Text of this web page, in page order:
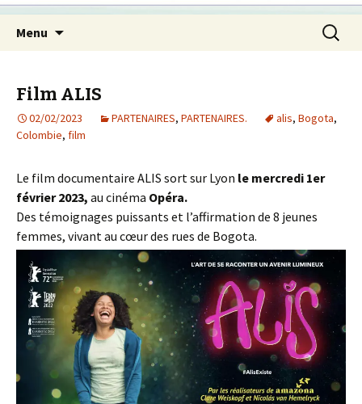
Menu
Film ALIS
02/02/2023 PARTENAIRES, PARTENAIRES. alis, Bogota,
Colombie, film
Le film documentaire ALIS sort sur Lyon le mercredi 1er
février 2023, au cinéma Opéra.
Des témoignages puissants et l’affirmation de 8 jeunes
femmes, vivant au cœur des rues de Bogota.